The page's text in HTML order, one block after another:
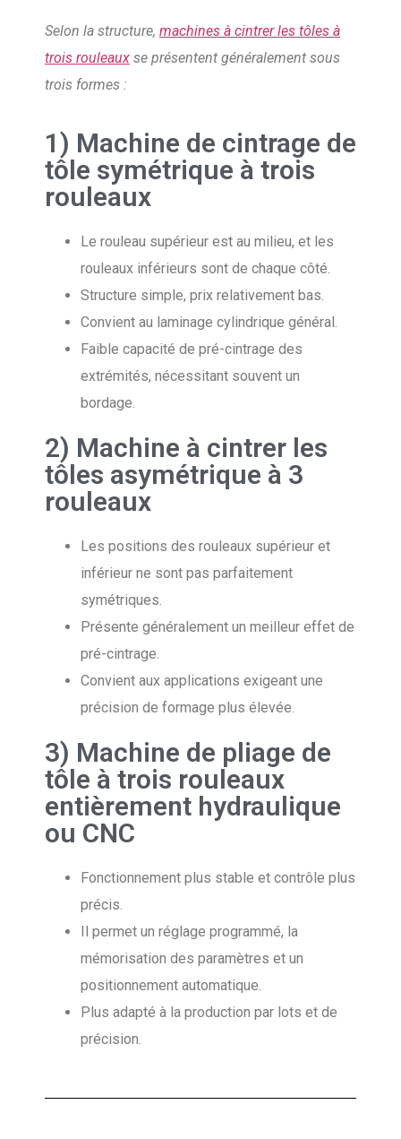
Selon la structure, machines à cintrer les tôles à
trois rouleaux se présentent généralement sous
trois formes :
1) Machine de cintrage de
tôle symétrique à trois
rouleaux
Le rouleau supérieur est au milieu, et les
rouleaux inférieurs sont de chaque côté.
Structure simple, prix relativement bas.
Convient au laminage cylindrique général.
Faible capacité de pré-cintrage des
extrémités, nécessitant souvent un
bordage.
2) Machine à cintrer les
tôles asymétrique à 3
rouleaux
Les positions des rouleaux supérieur et
inférieur ne sont pas parfaitement
symétriques.
Présente généralement un meilleur effet de
pré-cintrage.
Convient aux applications exigeant une
précision de formage plus élevée.
3) Machine de pliage de
tôle à trois rouleaux
entièrement hydraulique
ou CNC
Fonctionnement plus stable et contrôle plus
précis.
Il permet un réglage programmé, la
mémorisation des paramètres et un
positionnement automatique.
Plus adapté à la production par lots et de
précision.